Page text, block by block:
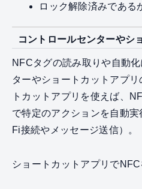
ロック解除済みである
コントロールセンターやシ
NFCタグの読み取りや自動
ターやショートカットアプ
トカットアプリを使えば、
で特定のアクションを自動
Fi接続やメッセージ送信）。
ショートカットアプリで